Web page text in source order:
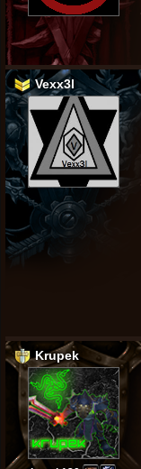
Vexx3l
Krupek